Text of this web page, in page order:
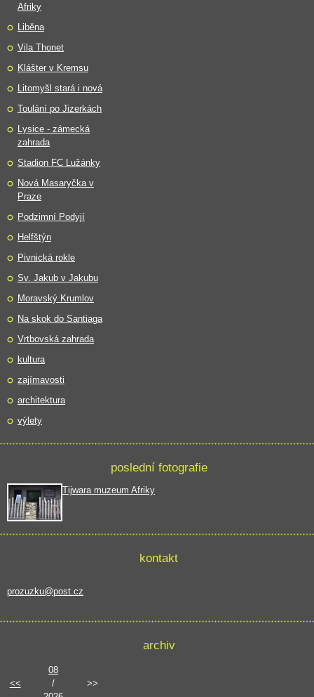
Afriky
Liběna
Vila Thonet
Klášter v Kremsu
Litomyšl stará i nová
Toulání po Jizerkách
Lysice - zámecká
zahrada
Stadion FC Lužánky
Nová Masaryčka v
Praze
Podzimní Podyjí
Helfštýn
Pivnická rokle
Sv. Jakub v Jakubu
Moravský Krumlov
Na skok do Santiaga
Vrtbovská zahrada
kultura
zajímavosti
architektura
výlety
poslední fotografie
Tijwara muzeum Afriky
kontakt
prozuzku@post.cz
archiv
<<
08
/
>>